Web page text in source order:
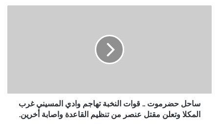
غرب
المكلا
وتعلن
ساحل حضرموت .. قوات النخبة تهاجم وادي المسيني غرب
المكلا وتعلن مقتل عنصر من تنظيم القاعدة واصابة أخرين.